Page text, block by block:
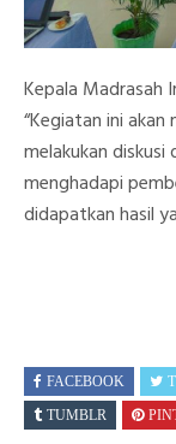
Kepala Madrasah
“Kegiatan ini
melakukan
menghadapi
didapatkan hasil
FACEBOOK
TUMBLR